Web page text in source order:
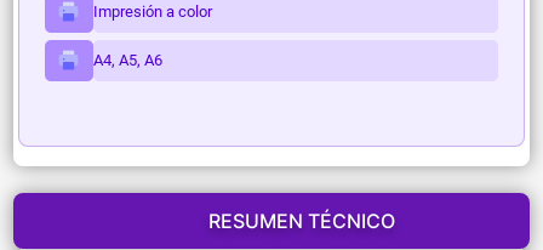
Impresión a color
A4, A5, A6
RESUMEN TÉCNICO